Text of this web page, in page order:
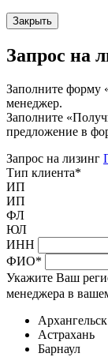
Закрыть
Запрос на
Заполните форму
менеджер.
Заполните
предложение в
Запрос на лизинг
Тип клиента*
ИП
ИП
ФЛ
ЮЛ
ИНН
ФИО*
Укажите Ваш
менеджера в
Архангельск
Астрахань
Барнаул